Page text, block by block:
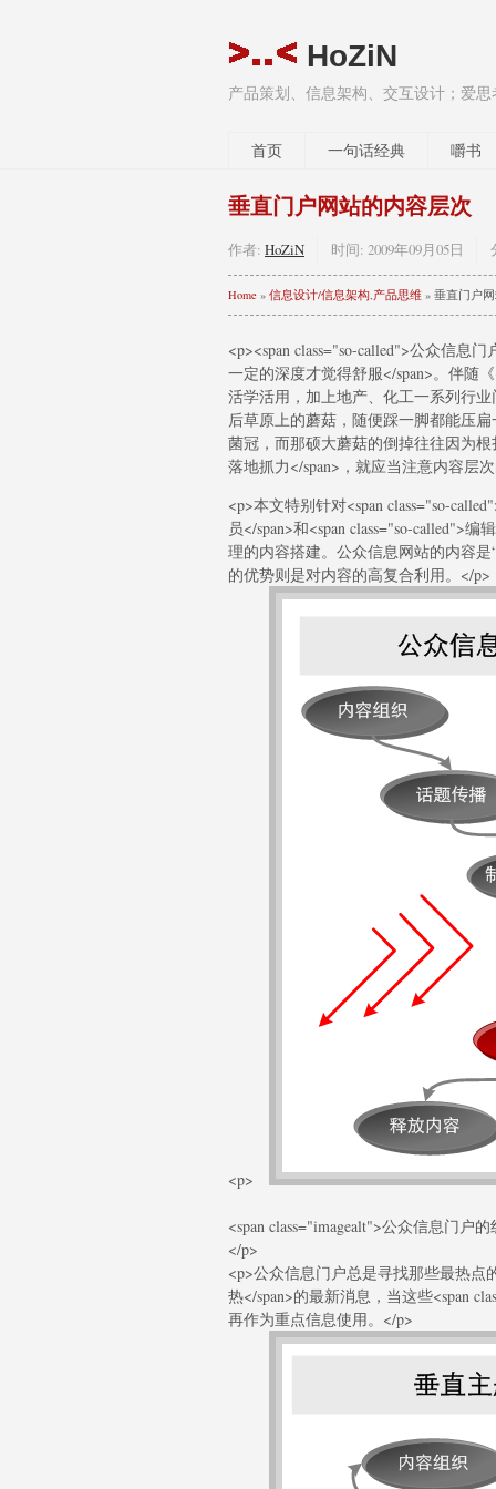
HoZiN
产品策划、信息架构、交互设计；爱
首页 一句话经典 嚼书
垂直门户网站的内容层次
作者: HoZiN 时间: 2009年09月05日
Home » 信息设计/信息架构,产品思维 » 垂直门户
<p><span class="so-called">公众信息
一定的深度才觉得舒服</span>。伴随
活学活用，加上地产、化工一系列行
后草原上的蘑菇，随便踩一脚都能压
菌冠，而那硕大蘑菇的倒掉往往因为根
落地抓力</span>，就应当注意内容层
<p>本文特别针对<span class="so-
员</span>和<span class="so-called">
理的内容搭建。公众信息网站的内容是
的优势则是对内容的高复合利用。</p>
<p>
<span class="imagealt">公众信息门户
</p>
<p>公众信息门户总是寻找那些最热点
热</span>的最新消息，当这些<span
再作为重点信息使用。</p>